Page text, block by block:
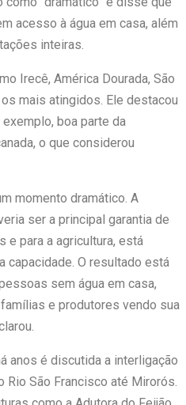
acesso à água em casa, além
inteiras.
Irecê, América Dourada, São
mais atingidos. Ele destacou
boa parte da
o que considerou
momento dramático. A
ser a principal garantia de
e para a agricultura, está
capacidade. O resultado está
sem água em casa,
e produtores vendo sua
anos é discutida a interligação
Rio São Francisco até Mirorós.